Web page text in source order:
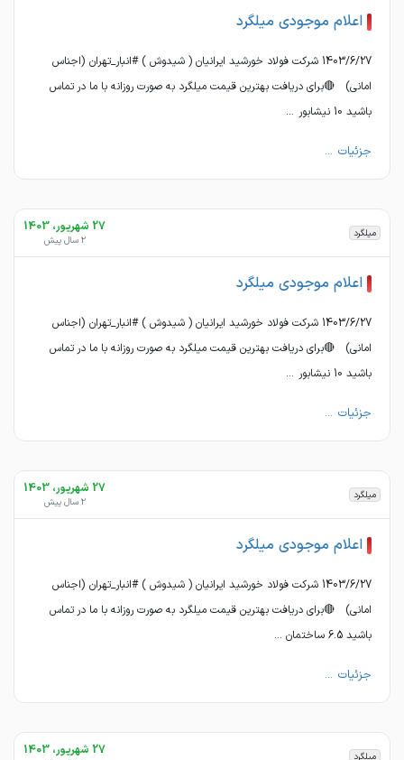
اعلام موجودی میلگرد
1403/6/27 شرکت فولاد خورشید ایرانیان ( شیدوش ) #انبار_تهران (اجناس
امانی) 🔴برای دریافت بهترین قیمت میلگرد به صورت روزانه با ما در تماس
باشید 10 نیشابور ...
جزئیات ...
میلگرد 27 شهریور، 1403
2 سال پیش
اعلام موجودی میلگرد
1403/6/27 شرکت فولاد خورشید ایرانیان ( شیدوش ) #انبار_تهران (اجناس
امانی) 🔴برای دریافت بهترین قیمت میلگرد به صورت روزانه با ما در تماس
باشید 10 نیشابور ...
جزئیات ...
میلگرد 27 شهریور، 1403
2 سال پیش
اعلام موجودی میلگرد
1403/6/27 شرکت فولاد خورشید ایرانیان ( شیدوش ) #انبار_تهران (اجناس
امانی) 🔴برای دریافت بهترین قیمت میلگرد به صورت روزانه با ما در تماس
باشید 6.5 ساختمان ...
جزئیات ...
میلگرد 27 شهریور، 1403